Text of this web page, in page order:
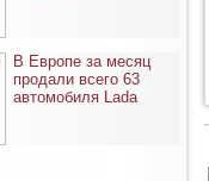
В Европе за месяц
продали всего 63
автомобиля Lada